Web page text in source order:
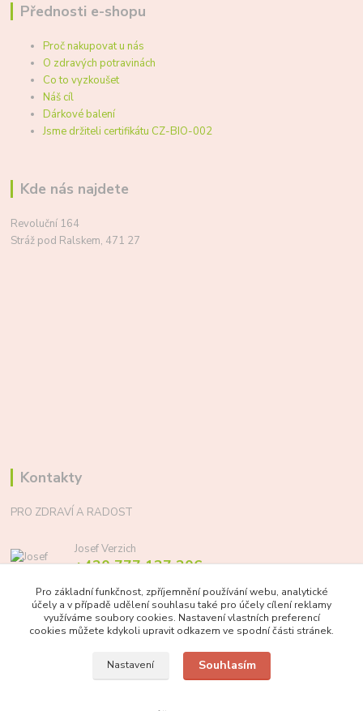
Přednosti e-shopu
Proč nakupovat u nás
O zdravých potravinách
Co to vyzkoušet
Náš cíl
Dárkové balení
Jsme držiteli certifikátu CZ-BIO-002
Kde nás najdete
Revoluční 164
Stráž pod Ralskem, 471 27
Kontakty
PRO ZDRAVÍ A RADOST
Josef Verzich
+420 777 137 206
info@prozdraviaradost.cz
Pro základní funkčnost, zpříjemnění používání webu, analytické
účely a v případě udělení souhlasu také pro účely cílení reklamy
využíváme soubory cookies. Nastavení vlastních preferencí
cookies můžete kdykoli upravit odkazem ve spodní části stránek.
Nastavení Souhlasím